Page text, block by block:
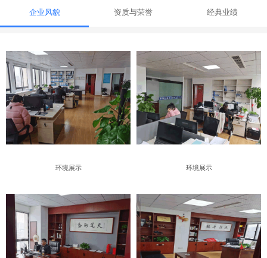
企业风貌 资质与荣誉 经典业绩
环境展示 环境展示